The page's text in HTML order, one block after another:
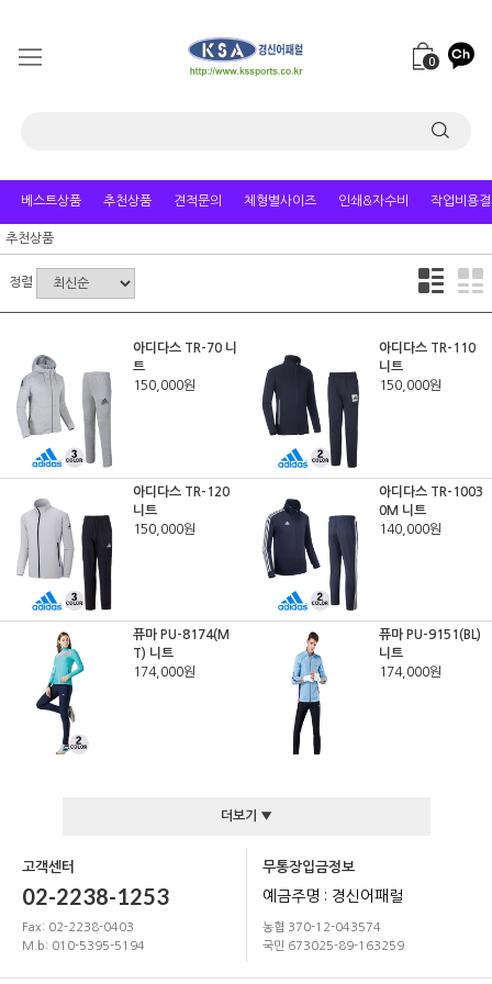
0
베스트상품 추천상품 견적문의 체형별사이즈 인쇄&자수비 작업비용
추천상품
정렬
아디다스 TR-70 니
트
150,000원
아디다스 TR-110
니트
150,000원
아디다스 TR-120
니트
150,000원
아디다스 TR-1003
0M 니트
140,000원
퓨마 PU-8174(M
T) 니트
174,000원
퓨마 PU-9151(BL)
니트
174,000원
더보기 ▼
고객센터
02-2238-1253
Fax: 02-2238-0403
M.b: 010-5395-5194
무통장입금정보
예금주명 : 경신어패럴
농협 370-12-043574
국민 673025-89-163259